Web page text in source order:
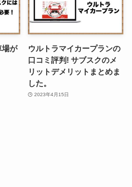
場が
ウルトラマイカープランの
口コミ評判! サブスクのメ
リットデメリットまとめま
した。
2023年4月15日